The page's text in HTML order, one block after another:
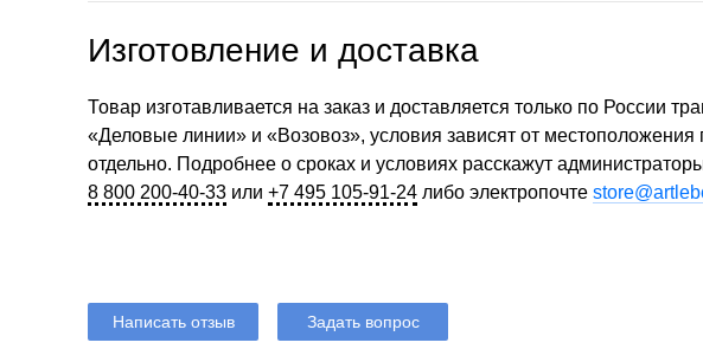
Изготовление и доставка
Товар изготавливается на заказ и доставляется только по России
«Деловые линии» и «Возовоз», условия зависят от местоположения
отдельно. Подробнее о сроках и условиях расскажут
8 800 200-40-33 или +7 495 105-91-24 либо электропочте
Написать отзыв Задать вопрос